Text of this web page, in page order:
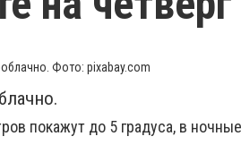
Фото: pixabay.com
покажут до 5 градуса, в